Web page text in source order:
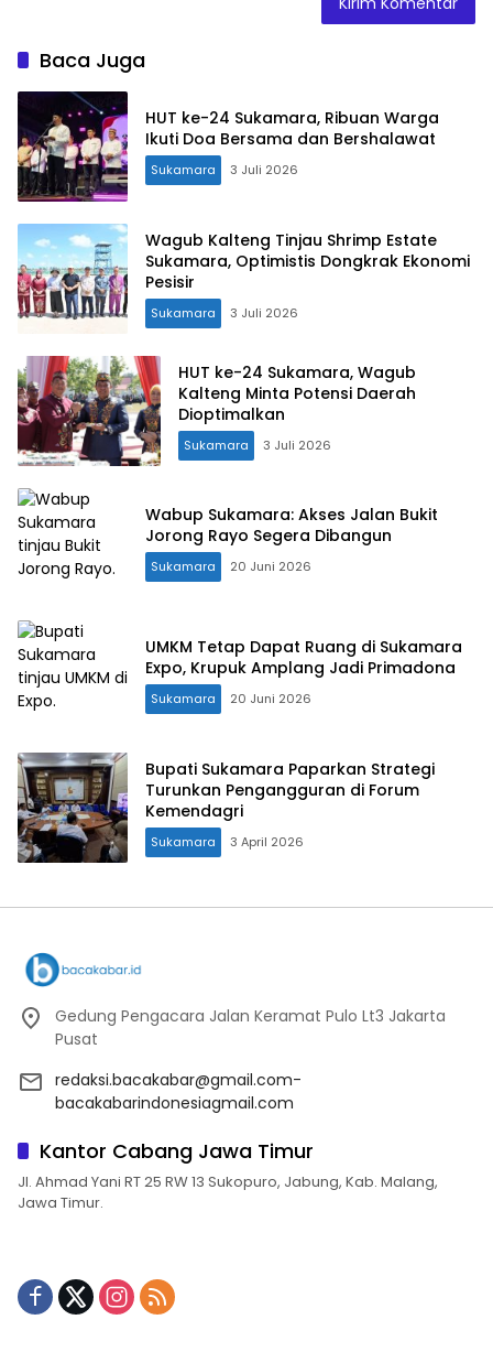
Baca Juga
HUT ke-24 Sukamara, Ribuan Warga
Ikuti Doa Bersama dan Bershalawat
Sukamara 3 Juli 2026
Wagub Kalteng Tinjau Shrimp Estate
Sukamara, Optimistis Dongkrak Ekonomi
Pesisir
Sukamara 3 Juli 2026
HUT ke-24 Sukamara, Wagub
Kalteng Minta Potensi Daerah
Dioptimalkan
Sukamara 3 Juli 2026
Wabup Sukamara: Akses Jalan Bukit
Jorong Rayo Segera Dibangun
Sukamara 20 Juni 2026
UMKM Tetap Dapat Ruang di Sukamara
Expo, Krupuk Amplang Jadi Primadona
Sukamara 20 Juni 2026
Bupati Sukamara Paparkan Strategi
Turunkan Pengangguran di Forum
Kemendagri
Sukamara 3 April 2026
Gedung Pengacara Jalan Keramat Pulo Lt3 Jakarta
Pusat
redaksi.bacakabar@gmail.com-
bacakabarindonesiagmail.com
Kantor Cabang Jawa Timur
Jl. Ahmad Yani RT 25 RW 13 Sukopuro, Jabung, Kab. Malang,
Jawa Timur.